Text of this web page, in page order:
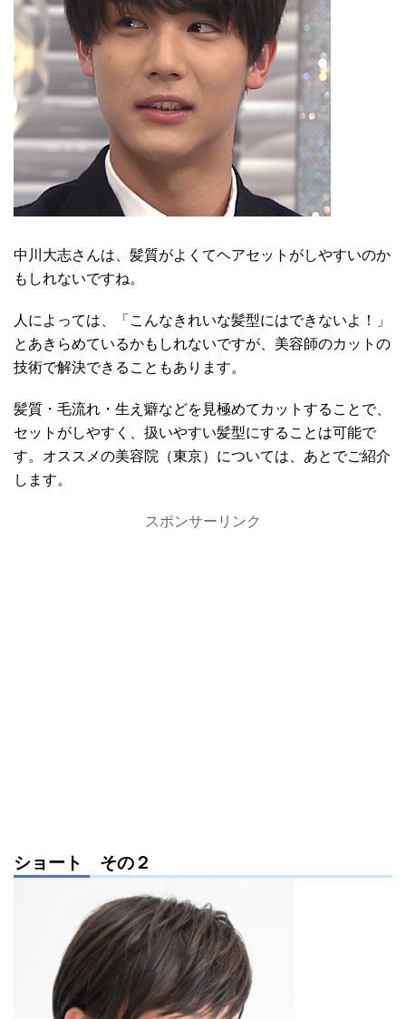
中川大志さんは、髪質がよくてヘアセットがしやすいのか
もしれないですね。
人によっては、「こんなきれいな髪型にはできないよ！」
とあきらめているかもしれないですが、美容師のカットの
技術で解決できることもあります。
髪質・毛流れ・生え癖などを見極めてカットすることで、
セットがしやすく、扱いやすい髪型にすることは可能で
す。オススメの美容院（東京）については、あとでご紹介
します。
スポンサーリンク
ショート その２